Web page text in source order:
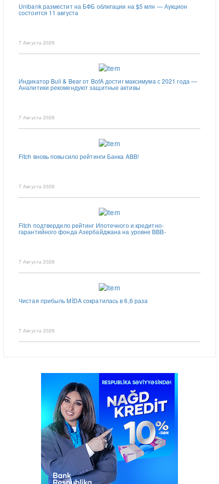
Unibank разместит на БФБ облигации на $5 млн — Аукцион
состоится 11 августа
7 Августа 2026
Индикатор Bull & Bear от BofA достиг максимума с 2021 года —
Аналитики рекомендуют защитные активы
7 Августа 2026
Fitch вновь повысило рейтинги Банка ABB!
7 Августа 2026
Fitch подтвердило рейтинг Ипотечного и кредитно-
гарантийного фонда Азербайджана на уровне BBB-
7 Августа 2026
Чистая прибыль MİDA сократилась в 6,6 раза
7 Августа 2026